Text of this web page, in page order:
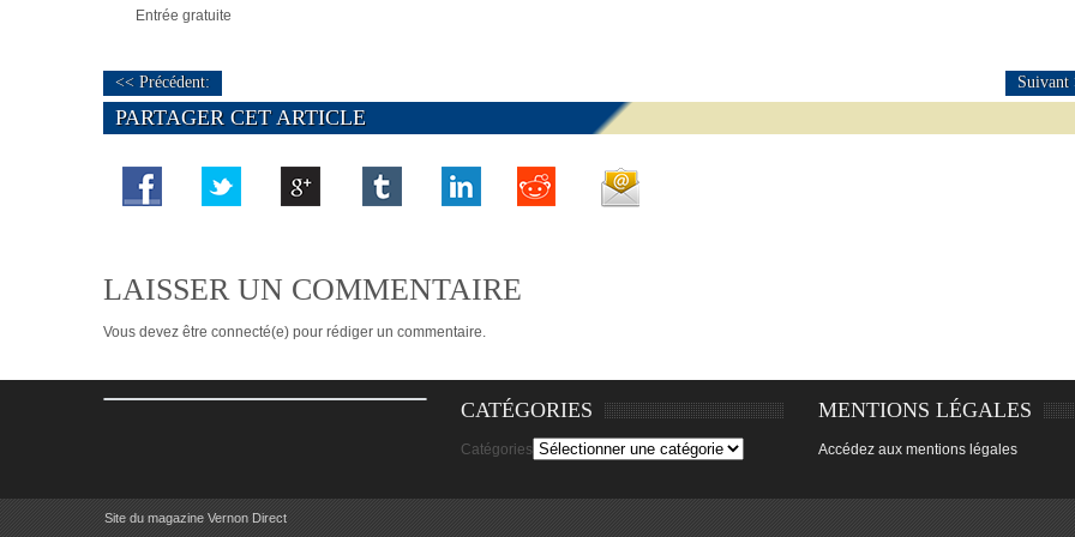
Entrée gratuite
<< Précédent: Suivant
PARTAGER CET ARTICLE
LAISSER UN COMMENTAIRE
Vous devez être connecté(e) pour rédiger un commentaire.
CATÉGORIES
Catégories
MENTIONS LÉGALES
Accédez aux mentions légales
Site du magazine Vernon Direct